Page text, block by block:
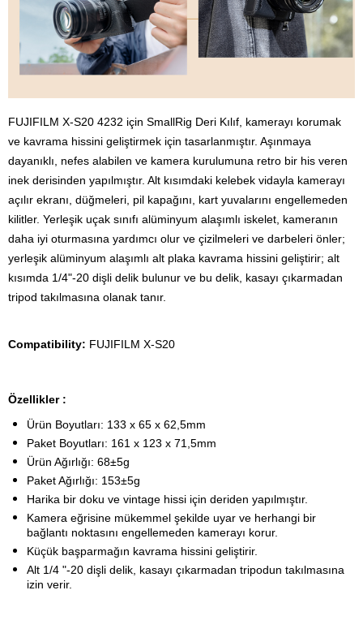
FUJIFILM X-S20 4232 için SmallRig Deri Kılıf, kamerayı korumak
ve kavrama hissini geliştirmek için tasarlanmıştır. Aşınmaya
dayanıklı, nefes alabilen ve kamera kurulumuna retro bir his veren
inek derisinden yapılmıştır. Alt kısımdaki kelebek vidayla kamerayı
açılır ekranı, düğmeleri, pil kapağını, kart yuvalarını engellemeden
kilitler. Yerleşik uçak sınıfı alüminyum alaşımlı iskelet, kameranın
daha iyi oturmasına yardımcı olur ve çizilmeleri ve darbeleri önler;
yerleşik alüminyum alaşımlı alt plaka kavrama hissini geliştirir; alt
kısımda 1/4"-20 dişli delik bulunur ve bu delik, kasayı çıkarmadan
tripod takılmasına olanak tanır.
Compatibility: FUJIFILM X-S20
Özellikler :
Ürün Boyutları: 133 x 65 x 62,5mm
Paket Boyutları: 161 x 123 x 71,5mm
Ürün Ağırlığı: 68±5g
Paket Ağırlığı: 153±5g
Harika bir doku ve vintage hissi için deriden yapılmıştır.
Kamera eğrisine mükemmel şekilde uyar ve herhangi bir
bağlantı noktasını engellemeden kamerayı korur.
Küçük başparmağın kavrama hissini geliştirir.
Alt 1/4 "-20 dişli delik, kasayı çıkarmadan tripodun takılmasına
izin verir.